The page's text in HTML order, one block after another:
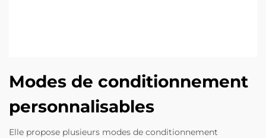
Modes de conditionnement
personnalisables
Elle propose plusieurs modes de conditionnement